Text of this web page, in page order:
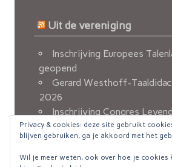
Uit de vereniging
Inschrijving Europees
geopend
Gerard Westhoff-
2026
Inschrijving Congres
november 2026 geopend
Berichten van de FvOv
Nieuw e-mailadres voor
Privacy & cookies: deze site gebruikt
blijven gebruiken, ga je akkoord met het
Wil je meer weten, ook over hoe je cookies